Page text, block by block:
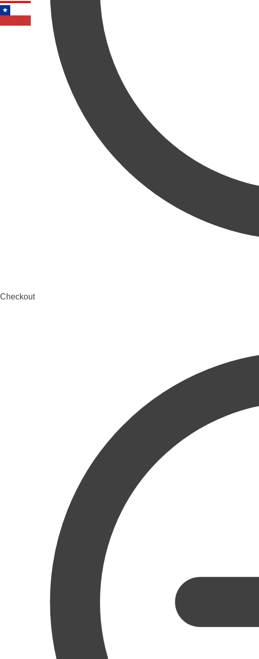
Checkout